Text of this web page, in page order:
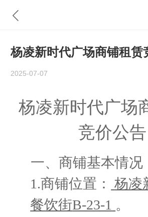
杨凌新时代广场商铺租赁
2025-07-07
杨凌新时代广场
竞价公告
一、 商铺基本情况
1.商铺位置：
杨凌
餐饮街B-23-1 。